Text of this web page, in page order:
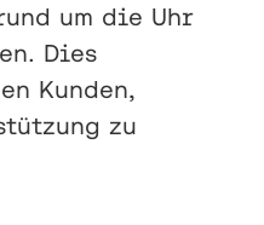
um die Uhr
Dies
Kunden,
zu